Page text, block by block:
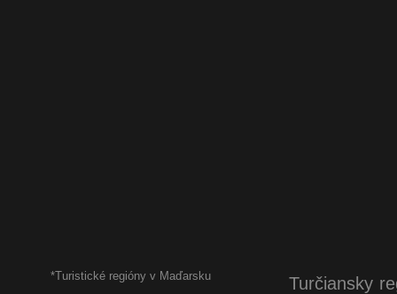
*Turistické regióny v Maďarsku
Turčiansky